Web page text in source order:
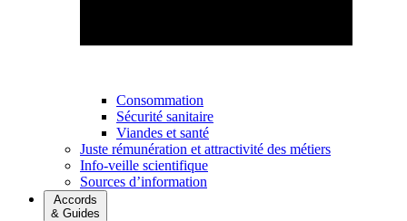
Consommation
Sécurité sanitaire
Viandes et santé
Juste rémunération et attractivité des métiers
Info-veille scientifique
Sources d’information
Accords
& Guides